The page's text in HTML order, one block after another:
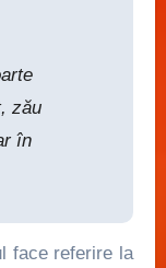
zău
în
face referire la